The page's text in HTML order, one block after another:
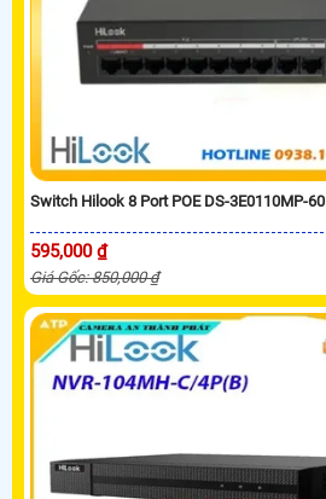
Switch Hilook 8 Port POE DS-3E0110MP-60
595,000 ₫
Giá Gốc: 850,000 ₫